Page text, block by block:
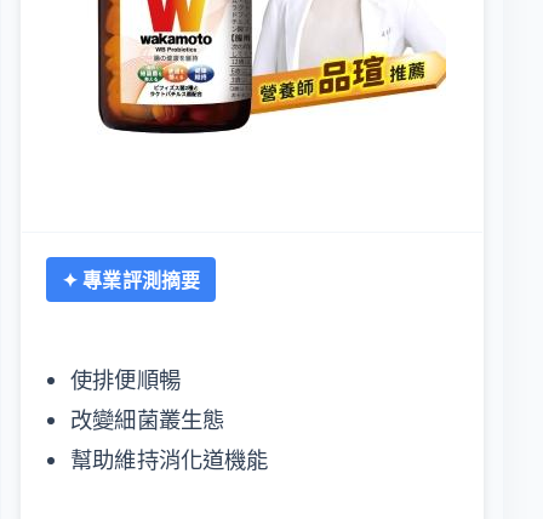
✦ 專業評測摘要
使排便順暢
改變細菌叢生態
幫助維持消化道機能